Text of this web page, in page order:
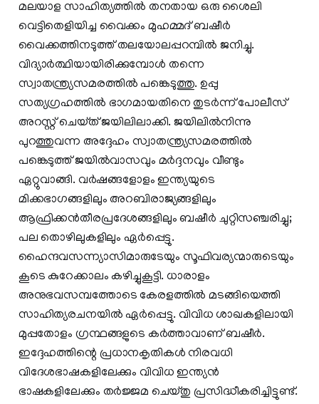
മലയാള സാഹിത്യത്തിൽ തനതായ ഒരു ശൈലി
വെട്ടിതെളിയിച്ച വൈക്കം മുഹമ്മദ് ബഷീർ
വൈക്കത്തിനടുത്ത് തലയോലപ്പറമ്പിൽ ജനിച്ചു.
വിദ്യാർത്ഥിയായിരിക്കുമ്പോൾ തന്നെ
സ്വാതന്ത്ര്യസമരത്തിൽ പങ്കെടുത്തു. ഉപ്പു
സത്യഗ്രഹത്തിൽ ഭാഗമായതിനെ തുടർന്ന് പോലീസ്
അറസ്റ്റ് ചെയ്‌ത്‌ ജയിലിലാക്കി. ജയിലിൽനിന്നു
പുറത്തുവന്ന അദ്ദേഹം സ്വാതന്ത്ര്യസമരത്തിൽ
പങ്കെടുത്ത് ജയിൽവാസവും മർദ്ദനവും വീണ്ടും
ഏറ്റുവാങ്ങി. വർഷങ്ങളോളം ഇന്ത്യയുടെ
മിക്കഭാഗങ്ങളിലും അറബിരാജ്യങ്ങളിലും
ആഫ്രിക്കൻതീരപ്രദേശങ്ങളിലും ബഷീർ ചുറ്റിസഞ്ചരിച്ചു;
പല തൊഴിലുകളിലും ഏർപ്പെട്ടു.
ഹൈന്ദവസന്ന്യാസിമാരുടേയും സൂഫിവര്യന്മാരുടെയും
കൂടെ കുറേക്കാലം കഴിച്ചുകൂട്ടി. ധാരാളം
അനുഭവസമ്പത്തോടെ കേരളത്തിൽ മടങ്ങിയെത്തി
സാഹിത്യരചനയിൽ ഏർപ്പെട്ടു. വിവിധ ശാഖകളിലായി
മുപ്പതോളം ഗ്രന്ഥങ്ങളുടെ കർത്താവാണ് ബഷീർ.
ഇദ്ദേഹത്തിന്റെ പ്രധാനകൃതികൾ നിരവധി
വിദേശഭാഷകളിലേക്കും വിവിധ ഇന്ത്യൻ
ഭാഷകളിലേക്കും തർജ്ജമ ചെയ്തു പ്രസിദ്ധീകരിച്ചിട്ടുണ്ട്.